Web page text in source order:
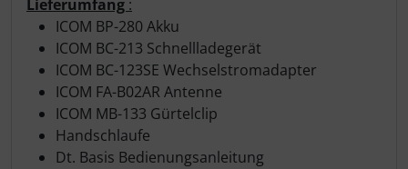
Lieferumfang :
ICOM BP-280 Akku
ICOM BC-213 Schnellladegerät
ICOM BC-123SE Wechselstromadapter
ICOM FA-B02AR Antenne
ICOM MB-133 Gürtelclip
Handschlaufe
Dt. Basis Bedienungsanleitung